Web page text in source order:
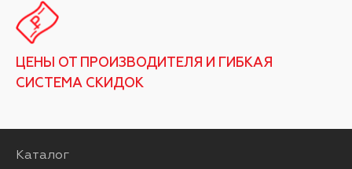
ЦЕНЫ ОТ ПРОИЗВОДИТЕЛЯ И ГИБКАЯ
СИСТЕМА СКИДОК
Каталог